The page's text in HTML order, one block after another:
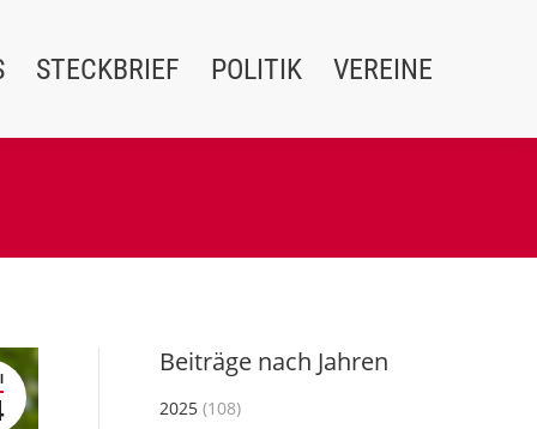
STECKBRIEF POLITIK VEREINE
Beiträge nach Jahren
2025(108)